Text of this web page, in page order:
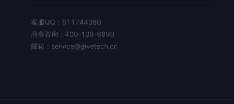
客服QQ： 511744380
商务咨询： 400-138-6990
邮箱： service@givetech.cn